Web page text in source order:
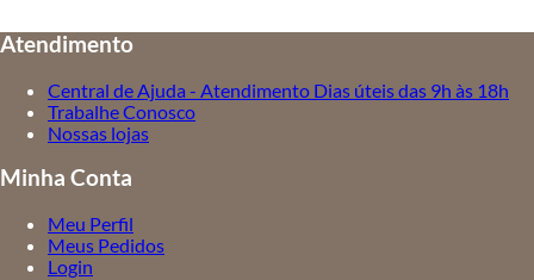
Atendimento
Central de Ajuda - Atendimento Dias úteis das 9h às 18h
Trabalhe Conosco
Nossas lojas
Minha Conta
Meu Perfil
Meus Pedidos
Login